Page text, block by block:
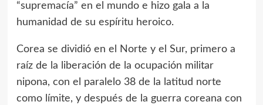
“supremacía” en el mundo e hizo gala a la
humanidad de su espíritu heroico.
Corea se dividió en el Norte y el Sur, primero a
raíz de la liberación de la ocupación militar
nipona, con el paralelo 38 de la latitud norte
como límite, y después de la guerra coreana con